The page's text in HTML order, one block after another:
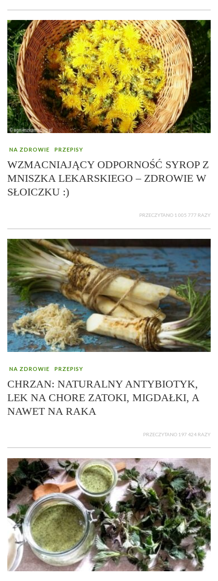
NA ZDROWIE PRZEPISY
WZMACNIAJĄCY ODPORNOŚĆ SYROP Z
MNISZKA LEKARSKIEGO – ZDROWIE W
SŁOICZKU :)
PRZECZYTANO 1 005 777 RAZY
NA ZDROWIE PRZEPISY
CHRZAN: NATURALNY ANTYBIOTYK,
LEK NA CHORE ZATOKI, MIGDAŁKI, A
NAWET NA RAKA
PRZECZYTANO 197 424 RAZY